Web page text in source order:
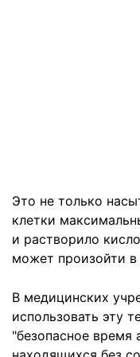
Это не только
клетки
и растворило
может произойти
В медицинских
использовать эту
"безопасное время